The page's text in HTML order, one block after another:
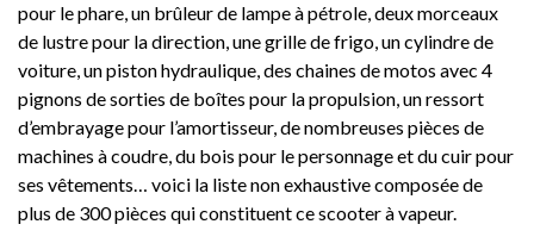
pour le phare, un brûleur de lampe à pétrole, deux morceaux
de lustre pour la direction, une grille de frigo, un cylindre de
voiture, un piston hydraulique, des chaines de motos avec 4
pignons de sorties de boîtes pour la propulsion, un ressort
d’embrayage pour l’amortisseur, de nombreuses pièces de
machines à coudre, du bois pour le personnage et du cuir pour
ses vêtements… voici la liste non exhaustive composée de
plus de 300 pièces qui constituent ce scooter à vapeur.